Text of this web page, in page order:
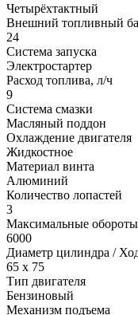
Четырёхтактный
Внешний топливный
24
Система запуска
Электростартер
Расход топлива, л/ч
9
Система смазки
Масляный поддон
Охлаждение двигателя
Жидкостное
Материал винта
Алюминий
Количество лопастей
3
Максимальные
6000
Диаметр цилиндра /
65 x 75
Тип двигателя
Бензиновый
Механизм подъема